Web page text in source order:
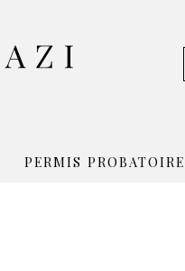
PERMIS PROBATOIRE